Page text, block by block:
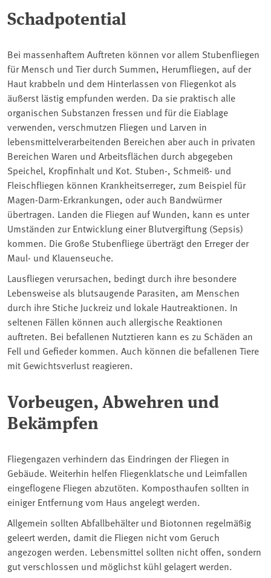
Schadpotential
Bei massenhaftem Auftreten können vor allem Stubenfliegen
für Mensch und Tier durch Summen, Herumfliegen, auf der
Haut krabbeln und dem Hinterlassen von Fliegenkot als
äußerst lästig empfunden werden. Da sie praktisch alle
organischen Substanzen fressen und für die Eiablage
verwenden, verschmutzen Fliegen und Larven in
lebensmittelverarbeitenden Bereichen aber auch in privaten
Bereichen Waren und Arbeitsflächen durch abgegeben
Speichel, Kropfinhalt und Kot. Stuben-, Schmeiß- und
Fleischfliegen können Krankheitserreger, zum Beispiel für
Magen-Darm-Erkrankungen, oder auch Bandwürmer
übertragen. Landen die Fliegen auf Wunden, kann es unter
Umständen zur Entwicklung einer Blutvergiftung (Sepsis)
kommen. Die Große Stubenfliege überträgt den Erreger der
Maul- und Klauenseuche.
Lausfliegen verursachen, bedingt durch ihre besondere
Lebensweise als blutsaugende Parasiten, am Menschen
durch ihre Stiche Juckreiz und lokale Hautreaktionen. In
seltenen Fällen können auch allergische Reaktionen
auftreten. Bei befallenen Nutztieren kann es zu Schäden an
Fell und Gefieder kommen. Auch können die befallenen Tiere
mit Gewichtsverlust reagieren.
Vorbeugen, Abwehren und
Bekämpfen
Fliegengazen verhindern das Eindringen der Fliegen in
Gebäude. Weiterhin helfen Fliegenklatsche und Leimfallen
eingeflogene Fliegen abzutöten. Komposthaufen sollten in
einiger Entfernung vom Haus angelegt werden.
Allgemein sollten Abfallbehälter und Biotonnen regelmäßig
geleert werden, damit die Fliegen nicht vom Geruch
angezogen werden. Lebensmittel sollten nicht offen, sondern
gut verschlossen und möglichst kühl gelagert werden.